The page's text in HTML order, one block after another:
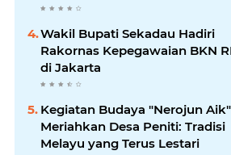
Kabupaten Sekadau 2025-2045
Wakil Bupati Sekadau Hadiri
Rakornas Kepegawaian BKN
di Jakarta
Kegiatan Budaya "Nerojun Aik"
Meriahkan Desa Peniti: Tradisi
Melayu yang Terus Lestari